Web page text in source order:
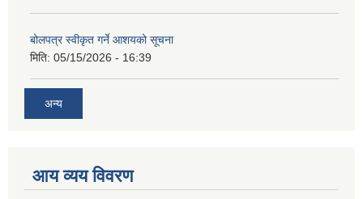
बोलपत्र स्वीकृत गर्ने आशयको सूचना
मिति: 05/15/2026 - 16:39
अन्य
आय व्यय विवरण